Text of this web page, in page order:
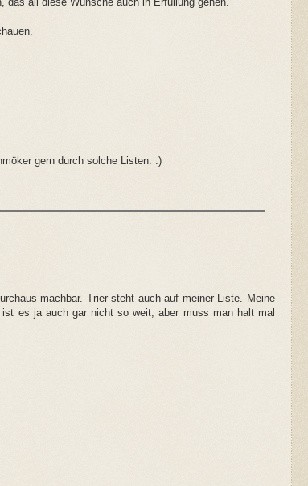
gern durch solche Listen. :)
machbar. Trier steht auch auf meiner Liste. Meine
es ja auch gar nicht so weit, aber muss man halt mal